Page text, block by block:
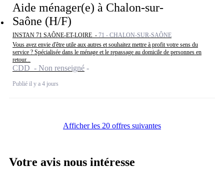
Aide ménager(e) à Chalon-sur-
Saône (H/F)
INSTAN 71 SAÔNE-ET-LOIRE - 71 - CHALON-SUR-SAÔNE
Vous avez envie d'être utile aux autres et souhaitez mettre à profit votre sens du
service ? Spécialisée dans le ménage et le repassage au domicile de personnes en
retour...
CDD - Non renseigné
Publié il y a 4 jours
Afficher les 20 offres suivantes
Votre avis nous intéresse